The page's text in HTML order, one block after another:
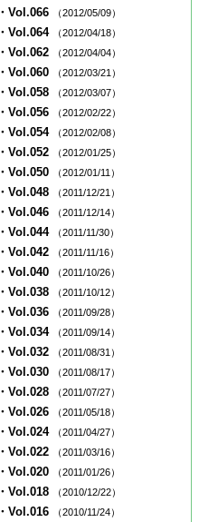
・Vol.066 （2012/05/09）
・Vol.064 （2012/04/18）
・Vol.062 （2012/04/04）
・Vol.060 （2012/03/21）
・Vol.058 （2012/03/07）
・Vol.056 （2012/02/22）
・Vol.054 （2012/02/08）
・Vol.052 （2012/01/25）
・Vol.050 （2012/01/11）
・Vol.048 （2011/12/21）
・Vol.046 （2011/12/14）
・Vol.044 （2011/11/30）
・Vol.042 （2011/11/16）
・Vol.040 （2011/10/26）
・Vol.038 （2011/10/12）
・Vol.036 （2011/09/28）
・Vol.034 （2011/09/14）
・Vol.032 （2011/08/31）
・Vol.030 （2011/08/17）
・Vol.028 （2011/07/27）
・Vol.026 （2011/05/18）
・Vol.024 （2011/04/27）
・Vol.022 （2011/03/16）
・Vol.020 （2011/01/26）
・Vol.018 （2010/12/22）
・Vol.016 （2010/11/24）